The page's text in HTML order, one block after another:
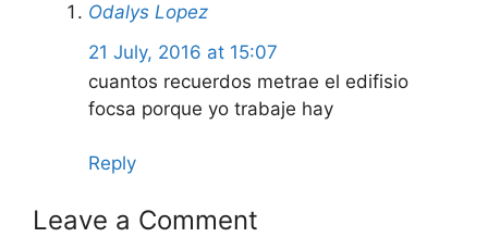
Odalys Lopez
21 July, 2016 at 15:07
cuantos recuerdos metrae el edifisio
focsa porque yo trabaje hay
Reply
Leave a Comment